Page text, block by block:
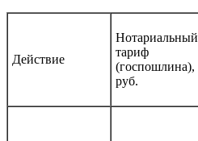
Действие
Нотариальный
тариф
(госпошлина),
руб.